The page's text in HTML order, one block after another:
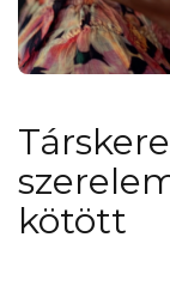
kötött